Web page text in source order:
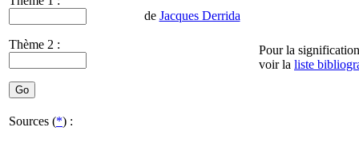
Thème 2 :
de Jacques Derrida
Pour la
voir la liste
Sources (*) :